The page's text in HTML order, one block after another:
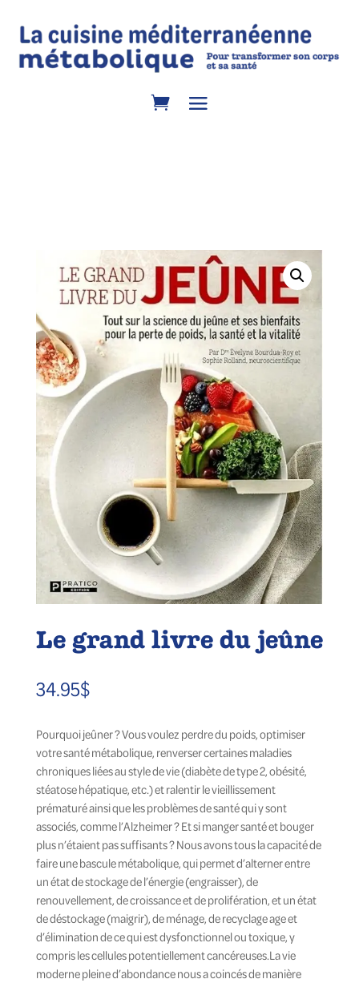
Le grand livre du jeûne
34.95$
Pourquoi jeûner ? Vous voulez perdre du poids, optimiser
votre santé métabolique, renverser certaines maladies
chroniques liées au style de vie (diabète de type 2, obésité,
stéatose hépatique, etc.) et ralentir le vieillissement
prématuré ainsi que les problèmes de santé qui y sont
associés, comme l’Alzheimer ? Et si manger santé et bouger
plus n’étaient pas suffisants ? Nous avons tous la capacité de
faire une bascule métabolique, qui permet d’alterner entre
un état de stockage de l’énergie (engraisser), de
renouvellement, de croissance et de prolifération, et un état
de déstockage (maigrir), de ménage, de recyclage age et
d’élimination de ce qui est dysfonctionnel ou toxique, y
compris les cellules potentiellement cancéreuses.La vie
moderne pleine d’abondance nous a coincés de manière